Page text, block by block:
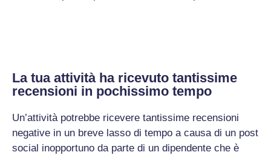
La tua attività ha ricevuto tantissime
recensioni in pochissimo tempo
Un’attività potrebbe ricevere tantissime recensioni
negative in un breve lasso di tempo a causa di un post
social inopportuno da parte di un dipendente che è